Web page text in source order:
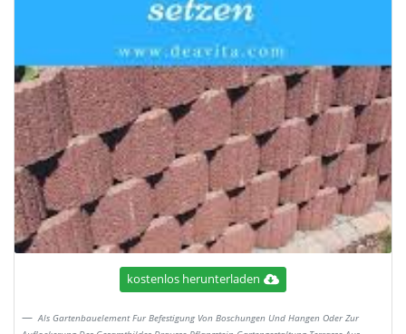
kostenlos herunterladen
Als Gartenbauelement Fur Befestigung Von Boschungen Und Hangen Oder Zur